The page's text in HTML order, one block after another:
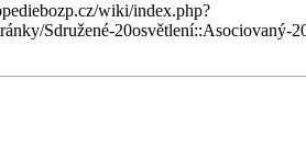
wiki/index.php?
Sdružené-20osvětlení::Asociovaný-